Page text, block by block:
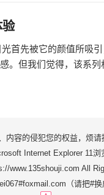
验
首先被它的颜值所吸
。但我们觉得，该系
容的侵犯您的权益，烦
Internet Explorer 11
www.135shouji.com All
（请把#换